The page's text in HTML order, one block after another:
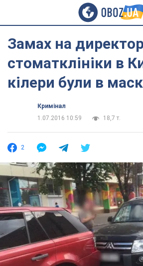
Замах на
стоматклініки в
кілери були в
Кримінал
1.07.2016 10:59
18,7 т.
2